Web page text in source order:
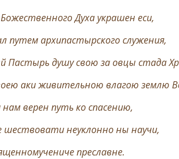
Духа украшен еси,
путем архипастырского служения,
Пастырь душу свою за овцы стада
аки живительною влагою землю
нам верен путь ко спасению,
шествовати неуклонно ны научи,
преславне.